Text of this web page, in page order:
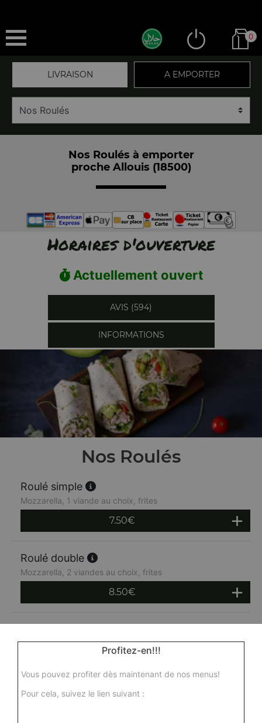
0
LIVRAISON A EMPORTER
Nos Roulés à emporter
proche Allouis (18500)
Horaires d'ouverture
Actuellement ouvert
AVIS (594)
INFORMATIONS
Nos Roulés
Roulé simple
Mozzarella, 1 viande au choix, frites
7.50€
Roulé double
Mozzarella, 2 viandes au choix, frites
8.50€
Mozzarella, 3 viandes au choix, frites
Profitez-en!!!
Vous pouvez profiter dès maintenant de nos menus!
Pour cela, suivez le lien suivant :